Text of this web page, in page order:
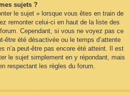
sujets ?
le sujet » lorsque vous êtes en train de
remonter celui-ci en haut de la liste des
Cependant, si vous ne voyez pas ce
être été désactivée ou le temps d’attente
n’a peut-être pas encore été atteint. Il est
le sujet simplement en y répondant, mais
respectant les règles du forum.